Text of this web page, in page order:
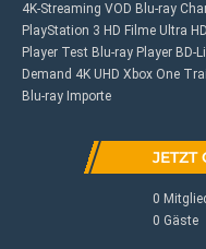
4K-Streaming VOD Blu-ray
PlayStation 3 HD Filme Ultra HD
Player Test Blu-ray Player BD-
Demand 4K UHD Xbox One
Blu-ray Importe
JETZT
0
0 Gäste